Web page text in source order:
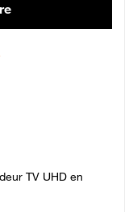
TV UHD en